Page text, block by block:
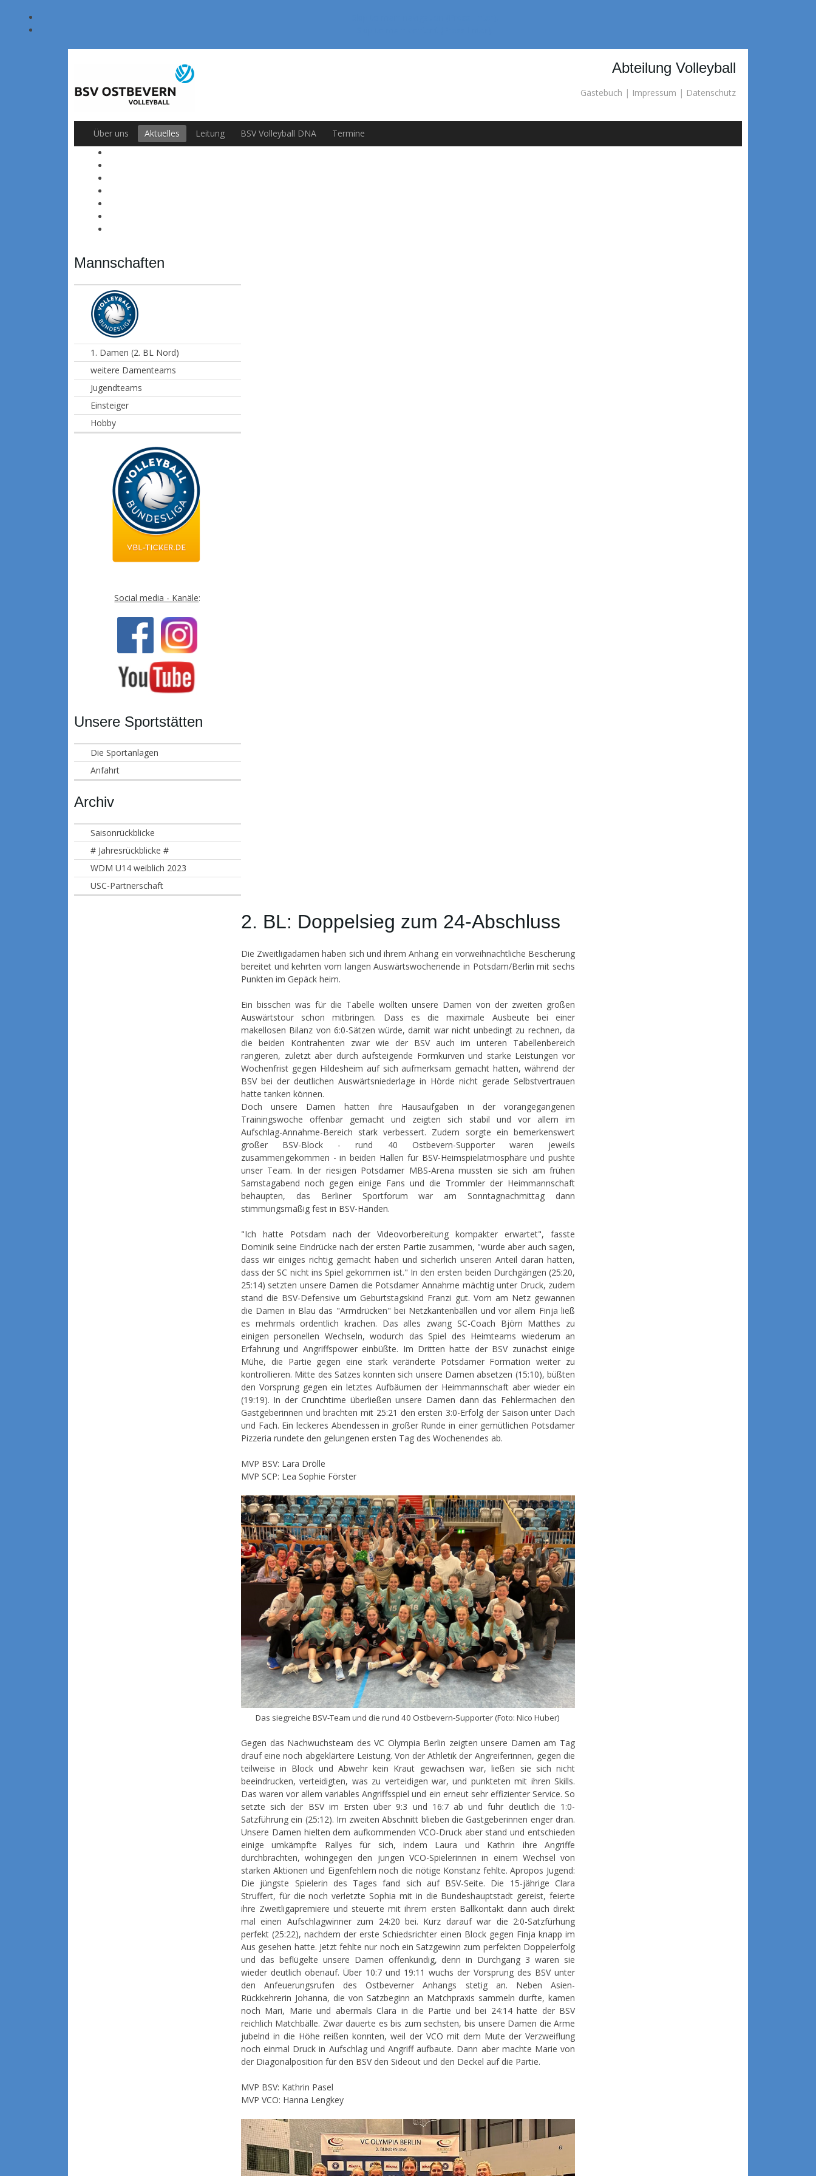
Abteilung Volleyball
Gästebuch | Impressum | Datenschutz
Über uns Aktuelles Leitung BSV Volleyball DNA Termine
Mannschaften
1. Damen (2. BL Nord)
weitere Damenteams
Jugendteams
Einsteiger
Hobby
Social media - Kanäle:
Unsere Sportstätten
Die Sportanlagen
Anfahrt
Archiv
Saisonrückblicke
# Jahresrückblicke #
WDM U14 weiblich 2023
USC-Partnerschaft
2. BL: Doppelsieg zum 24-Abschluss
Die Zweitligadamen haben sich und ihrem Anhang ein vorweihnachtliche Bescherung
bereitet und kehrten vom langen Auswärtswochenende in Potsdam/Berlin mit sechs
Punkten im Gepäck heim.
Ein bisschen was für die Tabelle wollten unsere Damen von der zweiten großen
Auswärtstour schon mitbringen. Dass es die maximale Ausbeute bei einer
makellosen Bilanz von 6:0-Sätzen würde, damit war nicht unbedingt zu rechnen, da
die beiden Kontrahenten zwar wie der BSV auch im unteren Tabellenbereich
rangieren, zuletzt aber durch aufsteigende Formkurven und starke Leistungen vor
Wochenfrist gegen Hildesheim auf sich aufmerksam gemacht hatten, während der
BSV bei der deutlichen Auswärtsniederlage in Hörde nicht gerade Selbstvertrauen
hatte tanken können.
Doch unsere Damen hatten ihre Hausaufgaben in der vorangegangenen
Trainingswoche offenbar gemacht und zeigten sich stabil und vor allem im
Aufschlag-Annahme-Bereich stark verbessert. Zudem sorgte ein bemerkenswert
großer BSV-Block - rund 40 Ostbevern-Supporter waren jeweils
zusammengekommen - in beiden Hallen für BSV-Heimspielatmosphäre und pushte
unser Team. In der riesigen Potsdamer MBS-Arena mussten sie sich am frühen
Samstagabend noch gegen einige Fans und die Trommler der Heimmannschaft
behaupten, das Berliner Sportforum war am Sonntagnachmittag dann
stimmungsmäßig fest in BSV-Händen.
"Ich hatte Potsdam nach der Videovorbereitung kompakter erwartet", fasste
Dominik seine Eindrücke nach der ersten Partie zusammen, "würde aber auch sagen,
dass wir einiges richtig gemacht haben und sicherlich unseren Anteil daran hatten,
dass der SC nicht ins Spiel gekommen ist." In den ersten beiden Durchgängen (25:20,
25:14) setzten unsere Damen die Potsdamer Annahme mächtig unter Druck, zudem
stand die BSV-Defensive um Geburtstagskind Franzi gut. Vorn am Netz gewannen
die Damen in Blau das "Armdrücken" bei Netzkantenbällen und vor allem Finja ließ
es mehrmals ordentlich krachen. Das alles zwang SC-Coach Björn Matthes zu
einigen personellen Wechseln, wodurch das Spiel des Heimteams wiederum an
Erfahrung und Angriffspower einbüßte. Im Dritten hatte der BSV zunächst einige
Mühe, die Partie gegen eine stark veränderte Potsdamer Formation weiter zu
kontrollieren. Mitte des Satzes konnten sich unsere Damen absetzen (15:10), büßten
den Vorsprung gegen ein letztes Aufbäumen der Heimmannschaft aber wieder ein
(19:19). In der Crunchtime überließen unsere Damen dann das Fehlermachen den
Gastgeberinnen und brachten mit 25:21 den ersten 3:0-Erfolg der Saison unter Dach
und Fach. Ein leckeres Abendessen in großer Runde in einer gemütlichen Potsdamer
Pizzeria rundete den gelungenen ersten Tag des Wochenendes ab.
MVP BSV: Lara Drölle
MVP SCP: Lea Sophie Förster
Das siegreiche BSV-Team und die rund 40 Ostbevern-Supporter (Foto: Nico Huber)
Gegen das Nachwuchsteam des VC Olympia Berlin zeigten unsere Damen am Tag
drauf eine noch abgeklärtere Leistung. Von der Athletik der Angreiferinnen, gegen die
teilweise in Block und Abwehr kein Kraut gewachsen war, ließen sie sich nicht
beeindrucken, verteidigten, was zu verteidigen war, und punkteten mit ihren Skills.
Das waren vor allem variables Angriffsspiel und ein erneut sehr effizienter Service. So
setzte sich der BSV im Ersten über 9:3 und 16:7 ab und fuhr deutlich die 1:0-
Satzführung ein (25:12). Im zweiten Abschnitt blieben die Gastgeberinnen enger dran.
Unsere Damen hielten dem aufkommenden VCO-Druck aber stand und entschieden
einige umkämpfte Rallyes für sich, indem Laura und Kathrin ihre Angriffe
durchbrachten, wohingegen den jungen VCO-Spielerinnen in einem Wechsel von
starken Aktionen und Eigenfehlern noch die nötige Konstanz fehlte. Apropos Jugend:
Die jüngste Spielerin des Tages fand sich auf BSV-Seite. Die 15-jährige Clara
Struffert, für die noch verletzte Sophia mit in die Bundeshauptstadt gereist, feierte
ihre Zweitligapremiere und steuerte mit ihrem ersten Ballkontakt dann auch direkt
mal einen Aufschlagwinner zum 24:20 bei. Kurz darauf war die 2:0-Satzfürhung
perfekt (25:22), nachdem der erste Schiedsrichter einen Block gegen Finja knapp im
Aus gesehen hatte. Jetzt fehlte nur noch ein Satzgewinn zum perfekten Doppelerfolg
und das beflügelte unsere Damen offenkundig, denn in Durchgang 3 waren sie
wieder deutlich obenauf. Über 10:7 und 19:11 wuchs der Vorsprung des BSV unter
den Anfeuerungsrufen des Ostbeverner Anhangs stetig an. Neben Asien-
Rückkehrerin Johanna, die von Satzbeginn an Matchpraxis sammeln durfte, kamen
noch Mari, Marie und abermals Clara in die Partie und bei 24:14 hatte der BSV
reichlich Matchbälle. Zwar dauerte es bis zum sechsten, bis unsere Damen die Arme
jubelnd in die Höhe reißen konnten, weil der VCO mit dem Mute der Verzweiflung
noch einmal Druck in Aufschlag und Angriff aufbaute. Dann aber machte Marie von
der Diagonalposition für den BSV den Sideout und den Deckel auf die Partie.
MVP BSV: Kathrin Pasel
MVP VCO: Hanna Lengkey